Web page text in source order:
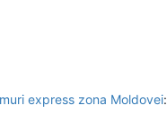
express zona Moldovei: